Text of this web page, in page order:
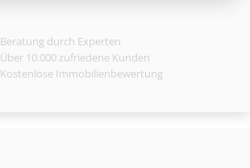
Beratung durch Experten
Über 10.000 zufriedene Kunden
Kostenlose Immobilienbewertung